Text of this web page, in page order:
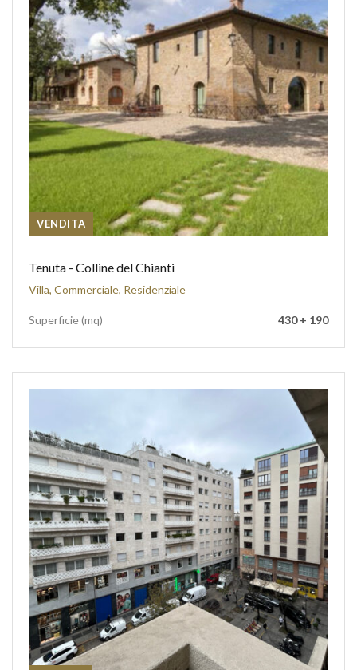
VENDITA
Tenuta - Colline del Chianti
Villa, Commerciale, Residenziale
Superficie (mq) 430 + 190